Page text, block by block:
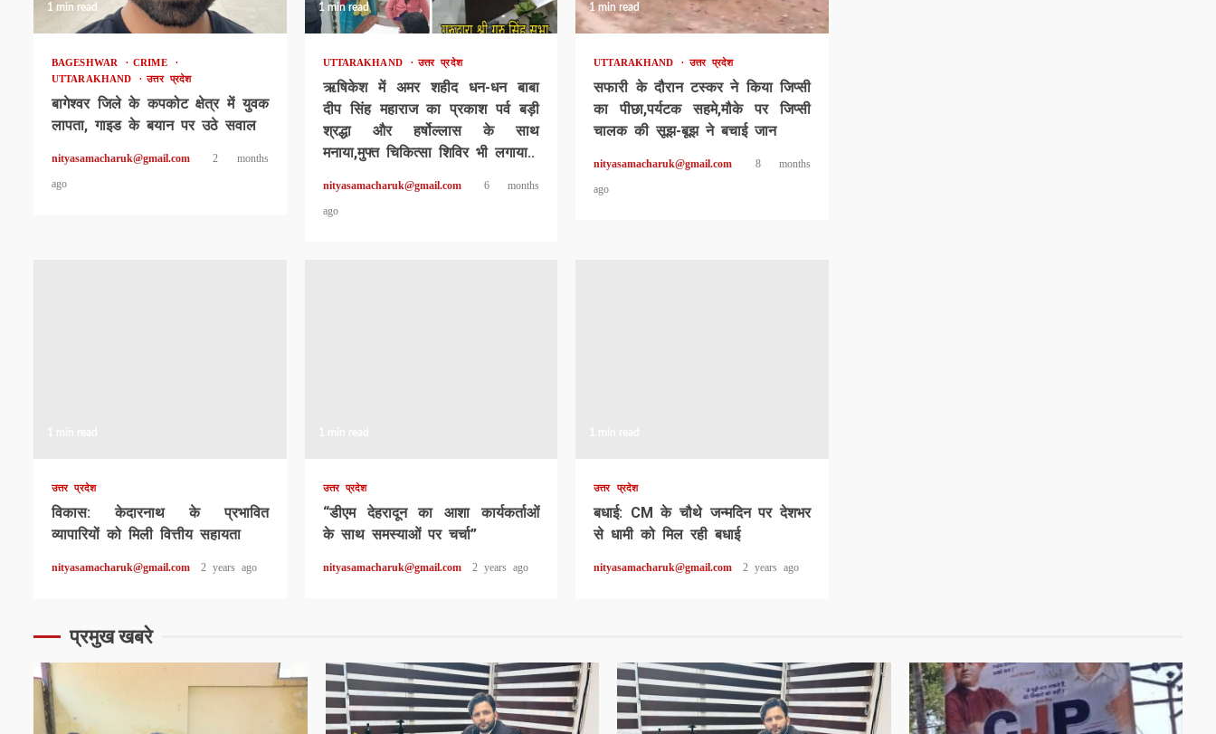
1 min read
BAGESHWAR
CRIME
UTTARAKHAND
उत्तर प्रदेश
बागेश्वर जिले के कपकोट क्षेत्र में युवक
लापता, गाइड के बयान पर उठे सवाल
nityasamacharuk@gmail.com
2 months
ago
1 min read
UTTARAKHAND उत्तर प्रदेश
ऋषिकेश में अमर शहीद धन-धन बाबा
दीप सिंह महाराज का प्रकाश पर्व बड़ी
श्रद्धा और हर्षोल्लास के साथ
मनाया,मुफ्त चिकित्सा शिविर भी लगाया..
nityasamacharuk@gmail.com
6 months
ago
1 min read
UTTARAKHAND उत्तर प्रदेश
सफारी के दौरान टस्कर ने किया जिप्सी
का पीछा,पर्यटक सहमे,मौके पर जिप्सी
चालक की सूझ-बूझ ने बचाई जान
nityasamacharuk@gmail.com
8 months
ago
उत्तर प्रदेश
विकास: केदारनाथ के प्रभावित
व्यापारियों को मिली वित्तीय सहायता
nityasamacharuk@gmail.com 2 years ago
उत्तर प्रदेश
“डीएम देहरादून का आशा कार्यकर्ताओं
के साथ समस्याओं पर चर्चा”
nityasamacharuk@gmail.com 2 years ago
उत्तर प्रदेश
बधाई: CM के चौथे जन्मदिन पर देशभर
से धामी को मिल रही बधाई
nityasamacharuk@gmail.com 2 years ago
प्रमुख खबरे